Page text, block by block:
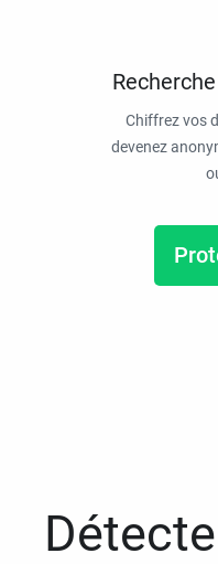
Chiffrez vos
devenez